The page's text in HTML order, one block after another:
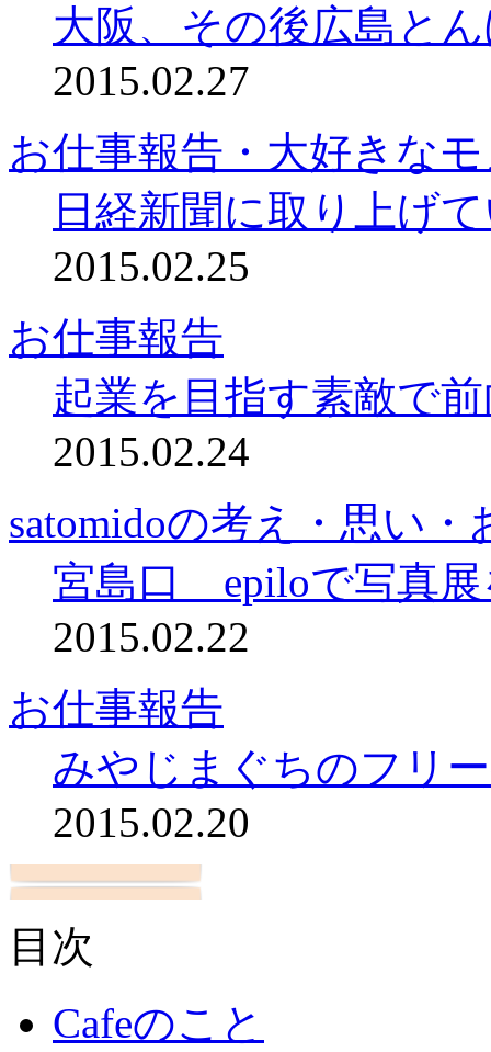
大阪、その後広島と
2015.02.27
お仕事報告・大好きな
日経新聞に取り上げ
2015.02.25
お仕事報告
起業を目指す素敵で
2015.02.24
satomidoの考え・思い・
宮島口 epiloで写真展
2015.02.22
お仕事報告
みやじまぐちのフリ
2015.02.20
目次
Cafeのこと